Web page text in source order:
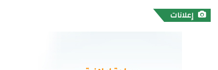
إعلانات